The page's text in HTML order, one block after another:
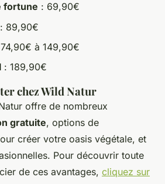
fortune : 69,90€
: 89,90€
à 149,90€
: 189,90€
chez Wild Natur
offre de nombreux
gratuite, options de
créer votre oasis végétale, et
Pour découvrir toute
de ces avantages, cliquez sur